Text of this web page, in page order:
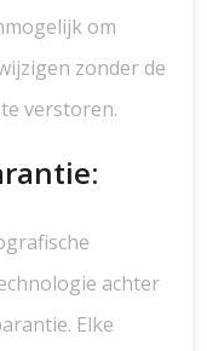
om
zonder de
verstoren.
achter
Elke